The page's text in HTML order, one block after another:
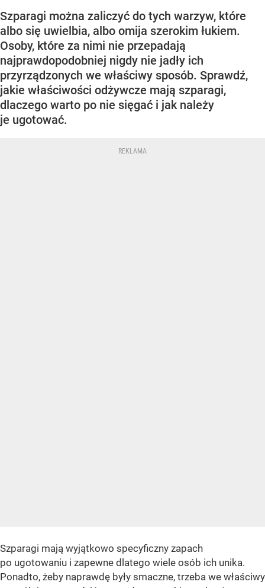
Szparagi można zaliczyć do tych warzyw, które
albo się uwielbia, albo omija szerokim łukiem.
Osoby, które za nimi nie przepadają
najprawdopodobniej nigdy nie jadły ich
przyrządzonych we właściwy sposób. Sprawdź,
jakie właściwości odżywcze mają szparagi,
dlaczego warto po nie sięgać i jak należy
je ugotować.
Szparagi mają wyjątkowo specyficzny zapach
po ugotowaniu i zapewne dlatego wiele osób ich unika.
Ponadto, żeby naprawdę były smaczne, trzeba we właściwy